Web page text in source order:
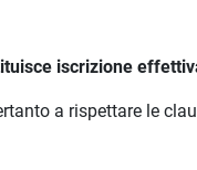
iscrizione
a rispettare le